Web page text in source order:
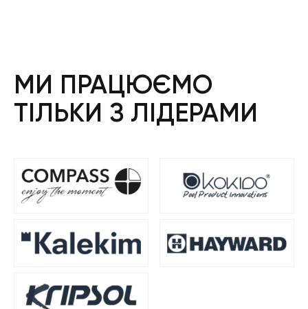
МИ ПРАЦЮЄМО
ТІЛЬКИ З ЛІДЕРАМИ